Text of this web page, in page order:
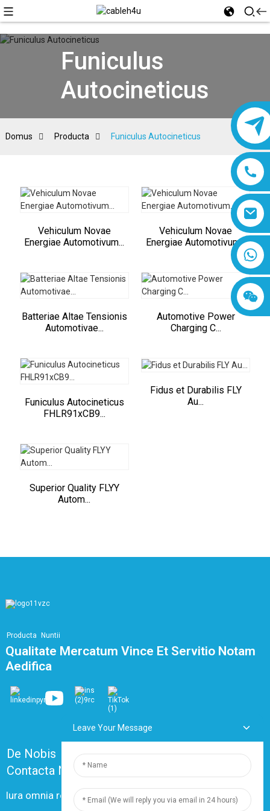
8618019377761
Funiculus
Autocineticus
Domus Producta Funiculus Autocineticus
Vehiculum Novae
Energiae Automotivum...
Vehiculum Novae
Energiae Automotivum...
Batteriae Altae Tensionis
Automotivae...
Automotive Power
Charging C...
Funiculus Autocineticus
FHLR91xCB9...
Fidus et Durabilis FLY
Au...
Superior Quality FLYY
Autom...
Producta Nuntii
Qualitate Mercatum Vince Et Servitio Notam
Aedifica
De Nobis
Quaestiones Frequentes
Contacta Nos
Iura omnia reservantur societati Shanghai Dingzun
Leave Your Message